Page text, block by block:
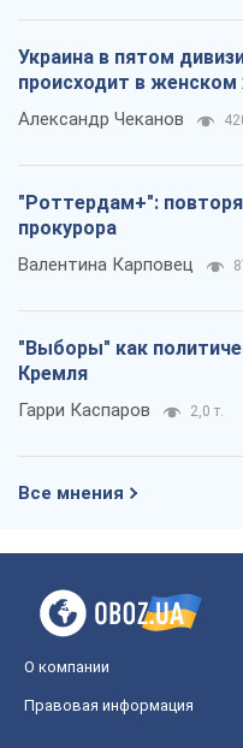
Украина в пятом
происходит в женском
Александр Чеканов
"Роттердам+":
прокурора
Валентина Карповец
"Выборы" как
Кремля
Гарри Каспаров 2,0 т.
Все мнения
О компании
Правовая информация